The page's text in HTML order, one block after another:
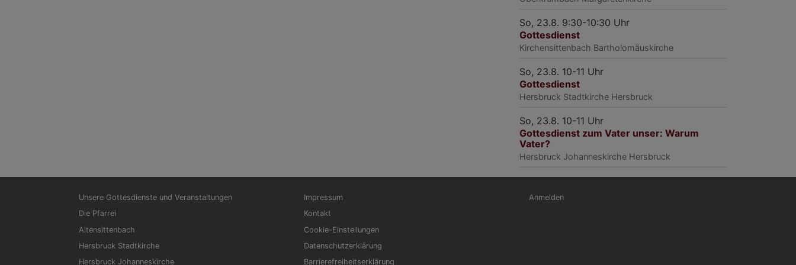
So, 23.8. 9:30-10:30 Uhr
Gottesdienst
Kirchensittenbach Bartholomäuskirche
So, 23.8. 10-11 Uhr
Gottesdienst
Hersbruck Stadtkirche Hersbruck
So, 23.8. 10-11 Uhr
Gottesdienst zum Vater unser: Warum
Vater?
Hersbruck Johanneskirche Hersbruck
Hauptnavigation
Unsere Gottesdienste und Veranstaltungen
Die Pfarrei
Altensittenbach
Hersbruck Stadtkirche
Hersbruck Johanneskirche
Fußbereichsmenü
Impressum
Kontakt
Cookie-Einstellungen
Datenschutzerklärung
Barrierefreiheitserklärung
Benutzermenü
Anmelden